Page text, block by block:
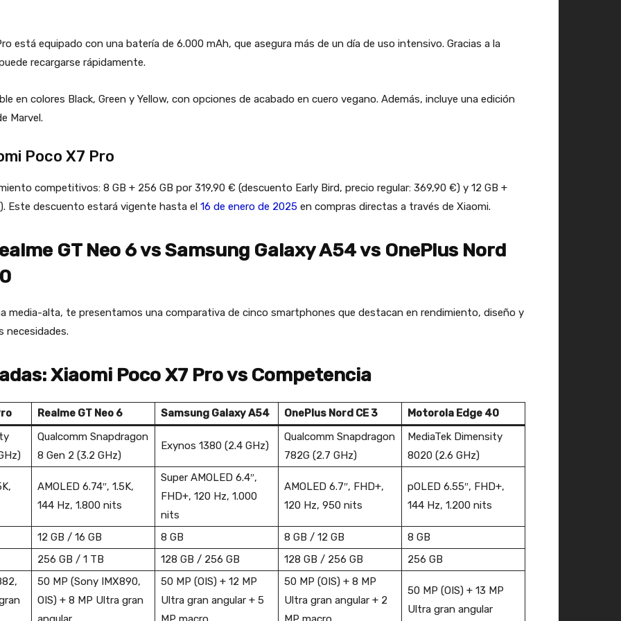
está equipado con una batería de 6.000 mAh, que asegura más de un día de uso intensivo. Gracias a la
recargarse rápidamente.
en colores Black, Green y Yellow, con opciones de acabado en cuero vegano. Además, incluye una edición
Marvel.
Poco X7 Pro
competitivos: 8 GB + 256 GB por 319,90 € (descuento Early Bird, precio regular: 369,90 €) y 12 GB +
Este descuento estará vigente hasta el 16 de enero de 2025 en compras directas a través de Xiaomi.
GT Neo 6 vs Samsung Galaxy A54 vs OnePlus Nord
media-alta, te presentamos una comparativa de cinco smartphones que destacan en rendimiento, diseño y
necesidades.
Xiaomi Poco X7 Pro vs Competencia
Realme GT Neo 6 Samsung Galaxy A54 OnePlus Nord CE 3
Motorola Edge 40
Qualcomm Snapdragon
8 Gen 2 (3.2 GHz)
Exynos 1380 (2.4 GHz)
Qualcomm Snapdragon
782G (2.7 GHz)
MediaTek Dimensity
8020 (2.6 GHz)
AMOLED 6.74″, 1.5K,
144 Hz, 1.800 nits
Super AMOLED 6.4″,
FHD+, 120 Hz, 1.000
nits
AMOLED 6.7″, FHD+,
120 Hz, 950 nits
pOLED 6.55″, FHD+,
144 Hz, 1.200 nits
12 GB / 16 GB 8 GB 8 GB / 12 GB
8 GB
256 GB / 1 TB
128 GB / 256 GB 128 GB / 256 GB
256 GB
50 MP (Sony IMX890,
OIS) + 8 MP Ultra gran
50 MP (OIS) + 12 MP
Ultra gran angular + 5
50 MP (OIS) + 8 MP
Ultra gran angular + 2
50 MP (OIS) + 13 MP
Ultra gran angular